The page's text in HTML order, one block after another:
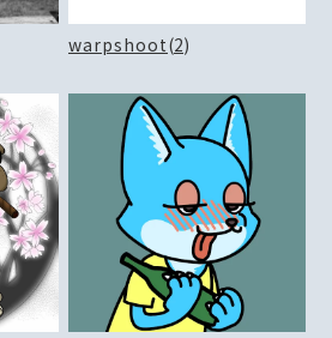
warpshoot(2)